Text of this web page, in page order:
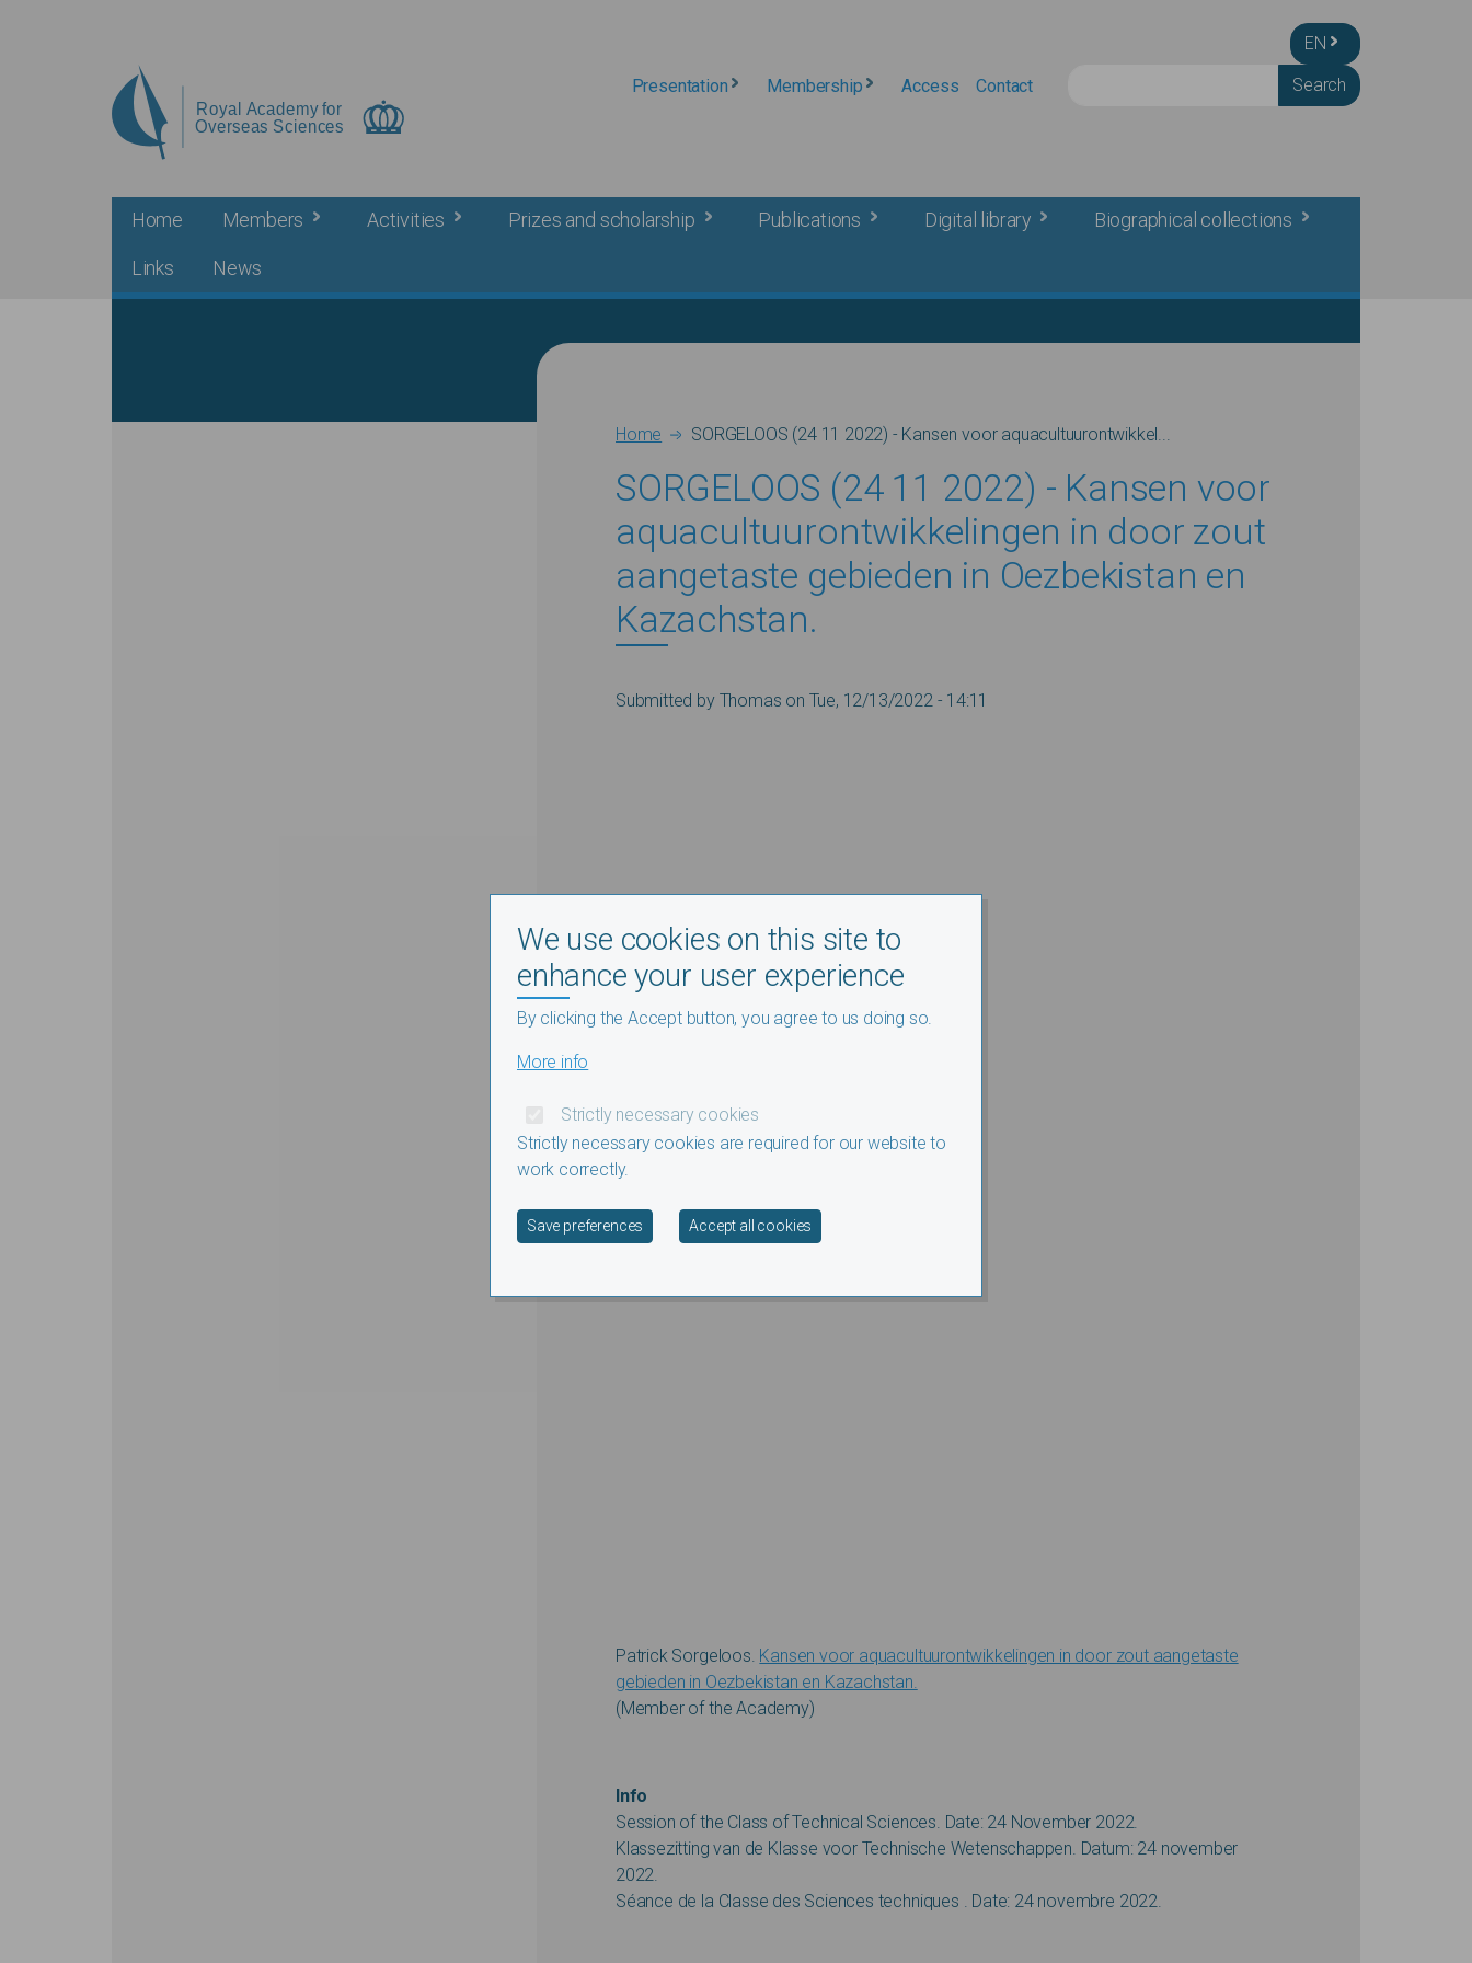
EN
Presentation Membership Access Contact
Home Members Activities Prizes and scholarship Publications Digital library Biographical collections
Links News
Breadcrumb
Home SORGELOOS (24 11 2022) - Kansen voor aquacultuurontwikkel...
SORGELOOS (24 11 2022) - Kansen voor
aquacultuurontwikkelingen in door zout
aangetaste gebieden in Oezbekistan en
Kazachstan.
Submitted by Thomas on Tue, 12/13/2022 - 14:11
Patrick Sorgeloos. Kansen voor aquacultuurontwikkelingen in door zout aangetaste
gebieden in Oezbekistan en Kazachstan.
(Member of the Academy)
Info
Session of the Class of Technical Sciences. Date: 24 November 2022.
Klassezitting van de Klasse voor Technische Wetenschappen. Datum: 24 november
2022.
Séance de la Classe des Sciences techniques . Date: 24 novembre 2022.
We use cookies on this site to
enhance your user experience
By clicking the Accept button, you agree to us doing so.
More info
Strictly necessary cookies
Strictly necessary cookies are required for our website to
work correctly.
Save preferences Accept all cookies